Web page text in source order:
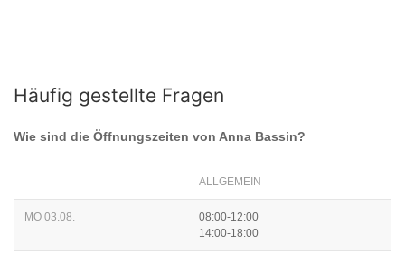
Häufig gestellte Fragen
Wie sind die Öffnungszeiten von Anna Bassin?
ALLGEMEIN
MO 03.08.
08:00-12:00
14:00-18:00